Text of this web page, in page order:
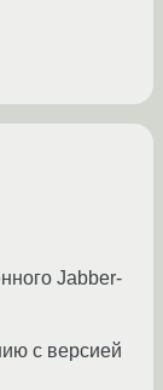
Jabber-
с версией